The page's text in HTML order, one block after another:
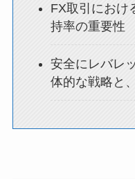
FX取引におけ
持率の重要性
安全にレバレ
体的な戦略と